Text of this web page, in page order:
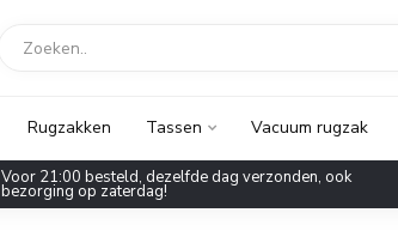
Rugzakken Tassen Vacuum rugzak
Voor 21:00 besteld, dezelfde dag verzonden, ook
bezorging op zaterdag!